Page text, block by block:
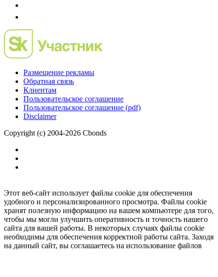
Размещение рекламы
Обратная связь
Клиентам
Пользовательское соглашение
Пользовательское соглашение (pdf)
Disclaimer
Copyright (c) 2004-2026 Cbonds
Этот веб-сайт использует файлы cookie для обеспечения
удобного и персонализированного просмотра. Файлы cookie
хранят полезную информацию на вашем компьютере для того,
чтобы мы могли улучшить оперативность и точность нашего
сайта для вашей работы. В некоторых случаях файлы cookie
необходимы для обеспечения корректной работы сайта. Заходя
на данный сайт, вы соглашаетесь на использование файлов